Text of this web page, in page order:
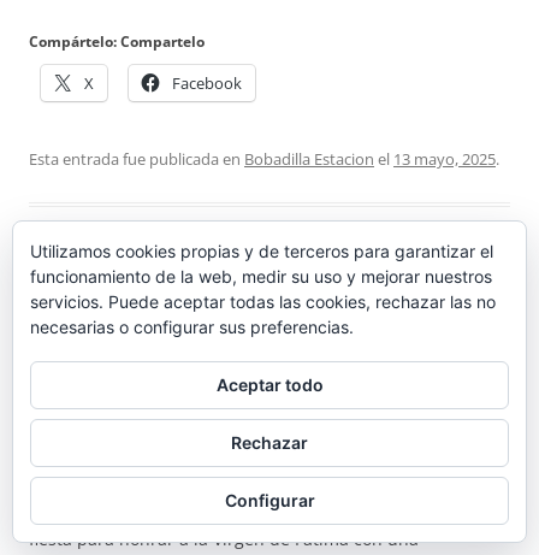
Compártelo: Compartelo
X Facebook
Esta entrada fue publicada en Bobadilla Estacion el 13 mayo, 2025.
Fiestas en Honor a la Virgen de Fátima en La
Barriada Ortiz Recio de Bobadilla Estación Días
10,11,12 y 13 de Mayo
Redacción El Eco de Bobadilla 6/5/2025
Los días 10, 11, 12 y 13 de mayo, los vecinos deLa
Barriada Ortiz Recio de Bobadilla Estación
fiesta para honrar a la Virgen de Fátima con una
Utilizamos cookies propias y de terceros para garantizar el
funcionamiento de la web, medir su uso y mejorar nuestros
servicios. Puede aceptar todas las cookies, rechazar las no
necesarias o configurar sus preferencias.
Aceptar todo
Rechazar
Configurar